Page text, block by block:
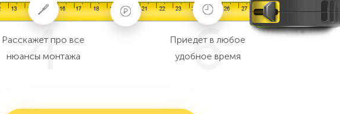
4
Расскажет про все
нюансы монтажа
6
Приедет в любое
удобное время